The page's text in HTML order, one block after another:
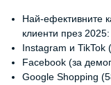
Най-ефективните
клиенти през 2025:
Instagram и TikTok
Facebook (за
Google Shopping